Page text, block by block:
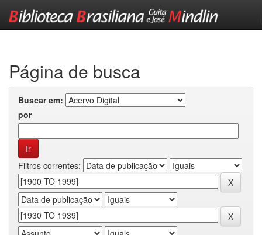
Página de busca
Buscar em:
por
Filtros correntes: